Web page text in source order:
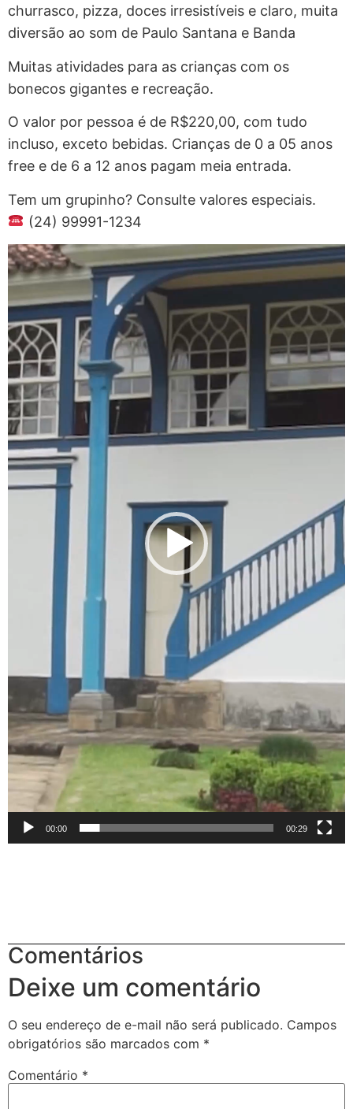
churrasco, pizza, doces irresistíveis e claro, muita
diversão ao som de Paulo Santana e Banda
Muitas atividades para as crianças com os
bonecos gigantes e recreação.
O valor por pessoa é de R$220,00, com tudo
incluso, exceto bebidas. Crianças de 0 a 05 anos
free e de 6 a 12 anos pagam meia entrada.
Tem um grupinho? Consulte valores especiais.
(24) 99991-1234
Tocador
de
vídeo
00:00 00:29
Comentários
Deixe um comentário
O seu endereço de e-mail não será publicado. Campos
obrigatórios são marcados com *
Comentário *